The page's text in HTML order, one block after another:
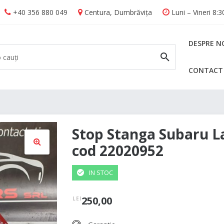
+40 356 880 049 Centura, Dumbrăvița Luni – Vineri
CAUTĂ
DESPRE
CONTACT
🔍
Stop Stanga Subaru
cod 22020952
IN STOC
LEI250,00